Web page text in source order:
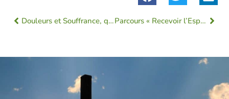
Douleurs et Souffrance, quels accompagnements ? Parcours « Recevoir l’Esprit Saint »